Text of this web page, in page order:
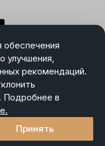
обеспечения
улучшения,
рекомендаций.
Подробнее в
Принять
данных